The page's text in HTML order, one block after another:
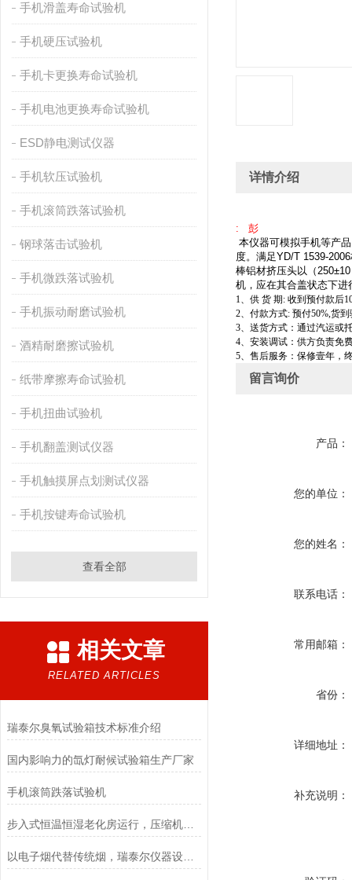
手机滑盖寿命试验机
手机硬压试验机
手机卡更换寿命试验机
手机电池更换寿命试验机
ESD静电测试仪器
手机软压试验机
手机滚筒跌落试验机
钢球落击试验机
手机微跌落试验机
手机振动耐磨试验机
酒精耐磨擦试验机
纸带摩擦寿命试验机
手机扭曲试验机
手机翻盖测试仪器
手机触摸屏点划测试仪器
手机按键寿命试验机
查看全部
相关文章
RELATED ARTICLES
瑞泰尔臭氧试验箱技术标准介绍
国内影响力的氙灯耐候试验箱生产厂家
手机滚筒跌落试验机
步入式恒温恒湿老化房运行，压缩机发烫正常吗？
以电子烟代替传统烟，瑞泰尔仪器设备严把质量关
详情介绍
: 彭
本仪器可模拟手机等产
度。满足YD/T 1539-
棒铝材挤压头以（
机，应在其合盖状态下
1、供 货 期: 收到预付款后
2、付款方式: 预付50%,货到
3、送货方式：通过汽运或
4、安装调试：供方负责免
5、售后服务：保修壹年，
留言询价
产品：
您的单位：
您的姓名：
联系电话：
常用邮箱：
省份：
详细地址：
补充说明：